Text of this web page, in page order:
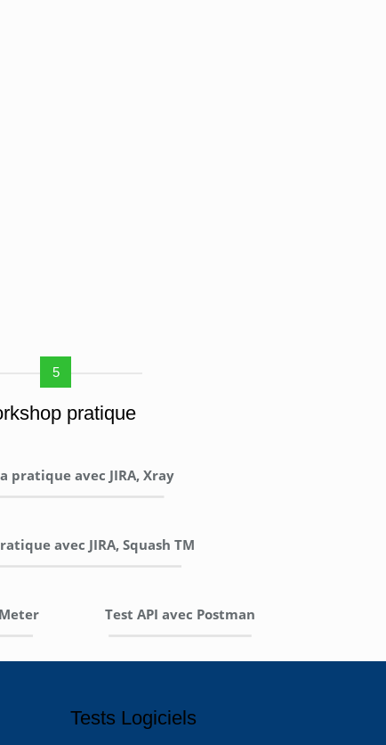
5
pratique
pratique avec JIRA, Xray
avec JIRA, Squash TM
Test API avec Postman
Tests Logiciels